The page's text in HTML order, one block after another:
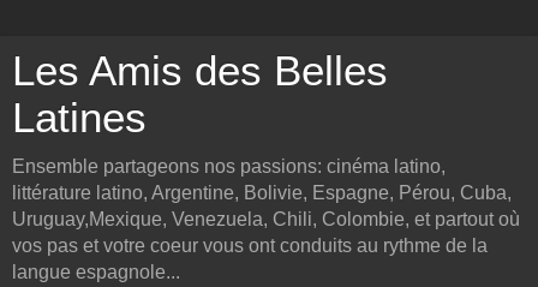
Les Amis des Belles
Latines
Ensemble partageons nos passions: cinéma latino,
littérature latino, Argentine, Bolivie, Espagne, Pérou, Cuba,
Uruguay,Mexique, Venezuela, Chili, Colombie, et partout où
vos pas et votre coeur vous ont conduits au rythme de la
langue espagnole...